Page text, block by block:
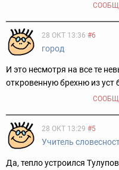
28 ОКТ 13:36 #6
город
И это несмотря на все те
откровенную брехню из уст
28 ОКТ 13:29 #5
Учитель
Да, тепло устроился